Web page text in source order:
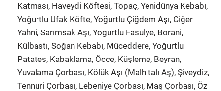
Katması, Haveydi Köftesi, Topaç, Yenidünya Kebabı,
Yoğurtlu Ufak Köfte, Yoğurtlu Çiğdem Aşı, Ciğer
Yahni, Sarımsak Aşı, Yoğurtlu Fasulye, Borani,
Külbastı, Soğan Kebabı, Müceddere, Yoğurtlu
Patates, Kabaklama, Öcce, Küşleme, Beyran,
Yuvalama Çorbası, Kölük Aşı (Malhıtalı Aş), Şiveydiz,
Tennuri Çorbası, Lebeniye Çorbası, Maş Çorbası, Öz